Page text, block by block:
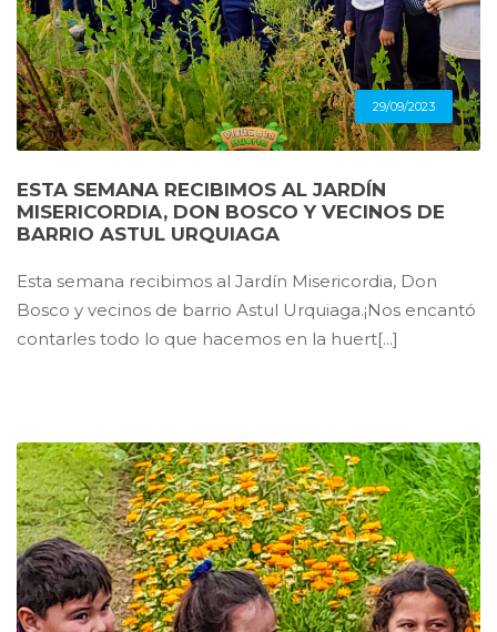
29/09/2023
ESTA SEMANA RECIBIMOS AL JARDÍN
MISERICORDIA, DON BOSCO Y VECINOS DE
BARRIO ASTUL URQUIAGA
Esta semana recibimos al Jardín Misericordia, Don
Bosco y vecinos de barrio Astul Urquiaga.¡Nos encantó
contarles todo lo que hacemos en la huert[...]